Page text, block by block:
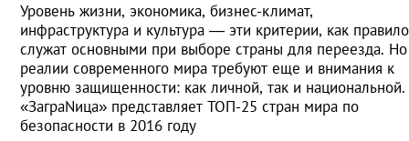
Уровень жизни, экономика, бизнес-климат,
инфраструктура и культура — эти критерии, как
служат основными при выборе страны для переезда. Но
реалии современного мира требуют еще и внимания к
уровню защищенности: как личной, так и национальной.
«ЗаграNица» представляет ТОП-25 стран мира по
безопасности в 2016 году